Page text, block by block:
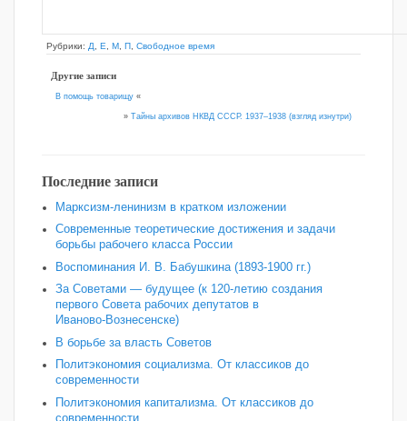
Рубрики: Д Е М П Свободное время
Другие записи
В помощь товарищу «
» Тайны архивов НКВД СССР. 1937–1938 (взгляд изнутри)
Последние записи
Марксизм-ленинизм в кратком изложении
Современные теоретические достижения и задачи
борьбы рабочего класса России
Воспоминания И. В. Бабушкина (1893-1900 гг.)
За Советами — будущее (к 120‑летию создания
первого Совета рабочих депутатов в
Иваново‑Вознесенске)
В борьбе за власть Советов
Политэкономия социализма. От классиков до
современности
Политэкономия капитализма. От классиков до
современности